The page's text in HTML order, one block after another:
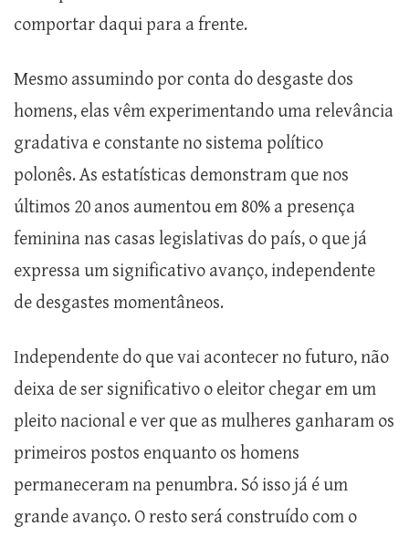
comportar daqui para a frente.
Mesmo assumindo por conta do desgaste dos
homens, elas vêm experimentando uma relevância
gradativa e constante no sistema político
polonês. As estatísticas demonstram que nos
últimos 20 anos aumentou em 80% a presença
feminina nas casas legislativas do país, o que já
expressa um significativo avanço, independente
de desgastes momentâneos.
Independente do que vai acontecer no futuro, não
deixa de ser significativo o eleitor chegar em um
pleito nacional e ver que as mulheres ganharam os
primeiros postos enquanto os homens
permaneceram na penumbra. Só isso já é um
grande avanço. O resto será construído com o